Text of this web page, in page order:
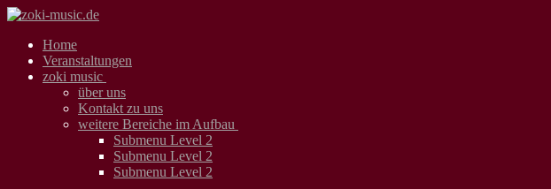
Zum
springen
Menü
Schließen
Home
Veranstaltungen
zoki music
über uns
Kontakt zu uns
weitere Bereiche im Aufbau
Submenu Level 2
Submenu Level 2
Submenu Level 2